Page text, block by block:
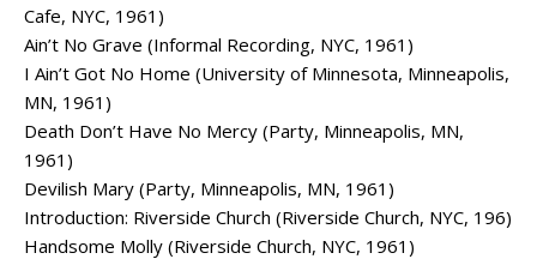
Cafe, NYC, 1961)
Ain’t No Grave (Informal Recording, NYC, 1961)
I Ain’t Got No Home (University of Minnesota, Minneapolis,
MN, 1961)
Death Don’t Have No Mercy (Party, Minneapolis, MN,
1961)
Devilish Mary (Party, Minneapolis, MN, 1961)
Introduction: Riverside Church (Riverside Church, NYC, 196)
Handsome Molly (Riverside Church, NYC, 1961)